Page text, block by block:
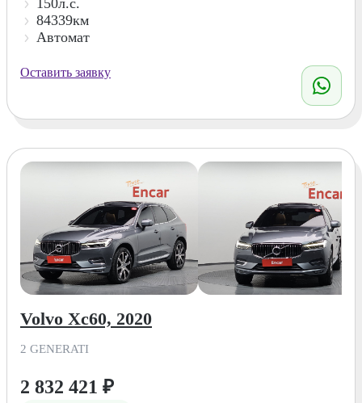
84339км
Автомат
Оставить заявку
Volvo Xc60, 2020
2 GENERATI
2 832 421 ₽